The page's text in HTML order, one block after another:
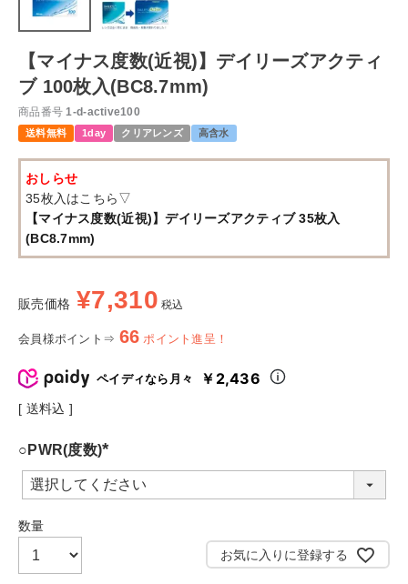
【マイナス度数(近視)】デイリーズアクティ
ブ 100枚入(BC8.7mm)
商品番号 1-d-active100
送料無料 1day クリアレンズ 高含水
おしらせ
35枚入はこちら▽
【マイナス度数(近視)】デイリーズアクティブ 35枚入
(BC8.7mm)
販売価格 ¥7,310 税込
会員様ポイント⇒ 66 ポイント進呈！
ペイディなら月々 ￥2,436
送料込
○PWR(度数)
必
須
お気に入りに登録する